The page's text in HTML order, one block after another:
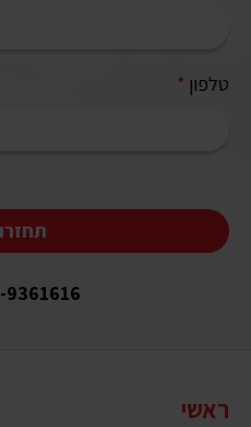
טלפון *
9361616
ראשי